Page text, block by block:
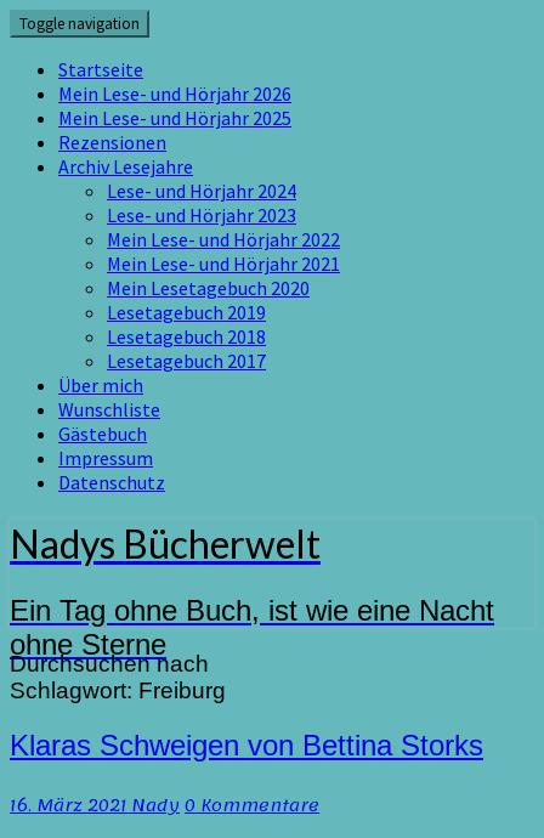
Skip
to
content
Toggle navigation
Startseite
Mein Lese- und Hörjahr 2026
Mein Lese- und Hörjahr 2025
Rezensionen
Archiv Lesejahre
Lese- und Hörjahr 2024
Lese- und Hörjahr 2023
Mein Lese- und Hörjahr 2022
Mein Lese- und Hörjahr 2021
Mein Lesetagebuch 2020
Lesetagebuch 2019
Lesetagebuch 2018
Lesetagebuch 2017
Über mich
Wunschliste
Gästebuch
Impressum
Datenschutz
Nadys Bücherwelt
Ein Tag ohne Buch, ist wie eine Nacht
ohne Sterne
Durchsuchen nach
Schlagwort: Freiburg
Klaras
Schweigen
Bettina
Klaras Schweigen von Bettina Storks
16. März 2021NadyKommentare
0 Kommentare